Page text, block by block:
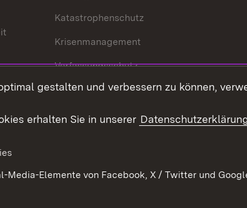
Katastrophenschutz
Krisenmanagement
Verfassungsschutz
Datenschutz
Glücksspielrecht
gestalten und verbessern zu können,
erhalten Sie in unserer
Media-Elemente von Facebook, X / Twitter und